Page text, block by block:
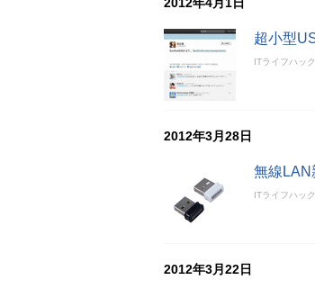
超小型
ITライフハック
2012年3月28日
無線LAN
ITライフハック
2012年3月22日